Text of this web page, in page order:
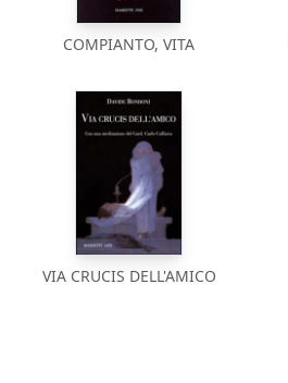
COMPIANTO, VITA
VIA CRUCIS DELL'AMICO